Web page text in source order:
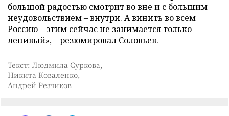
большой радостью смотрит во вне и с большим
неудовольствием – внутри. А винить во всем
Россию – этим сейчас не занимается только
ленивый», – резюмировал Соловьев.
Текст: Людмила Суркова,
Никита Коваленко,
Андрей Резчиков